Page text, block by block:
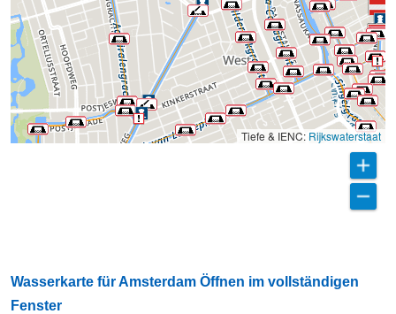
Tiefe & IENC: Rijkswaterstaat
Wasserkarte für Amsterdam Öffnen im vollständigen
Fenster